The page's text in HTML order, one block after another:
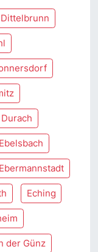
Dittelbrunn
Durach
Ebelsbach
Ebermannstadt
Eching
der Günz